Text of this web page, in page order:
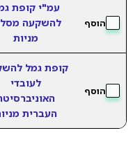
הוסף
עמ"י קופת
להשקעה
מניות
הוסף
קופת גמל
לעובדי
העברית